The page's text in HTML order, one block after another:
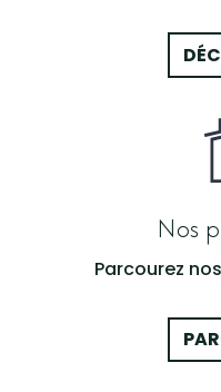
Nos
Parcourez